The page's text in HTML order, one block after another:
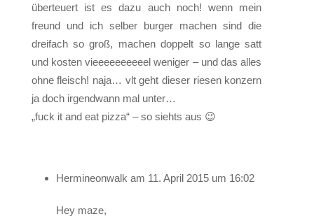
überteuert ist es dazu auch noch! wenn mein
freund und ich selber burger machen sind die
dreifach so groß, machen doppelt so lange satt
und kosten vieeeeeeeeeel weniger – und das alles
ohne fleisch! naja… vlt geht dieser riesen konzern
ja doch irgendwann mal unter…
„fuck it and eat pizza“ – so siehts aus 😉
Hermineonwalk am 11. April 2015 um 16:02
Hey maze,